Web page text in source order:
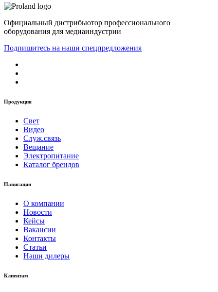
Официальный дистрибьютор профессионального
оборудования для медиаиндустрии
Подпишитесь на наши спецпредложения
Продукция
Свет
Видео
Служ.связь
Вещание
Электропитание
Каталог брендов
Навигация
О компании
Новости
Кейсы
Вакансии
Контакты
Статьи
Наши дилеры
Клиентам